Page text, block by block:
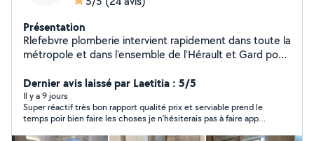
Présentation
Rlefebvre plomberie intervient rapidement dans toute la
métropole et dans l'ensemble de l'Hérault et Gard pour
réparation de fuites , débouchage canalisation ,
détartrage et remplacement chauffe eau ,
remplacement robinetterie , remplacement mécanisme
et flotteur wc... Rlefebvre plomberie garantie un travail
Dernier avis laissé par Laetitia : 5/5
Il y a 9 jours
Super réactif très bon rapport qualité prix et serviable prend le
temps poir bien faire les choses je n’hésiterais pas à faire appel